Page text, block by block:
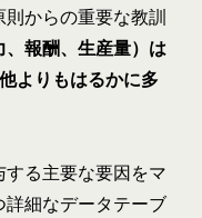
からの重要な教訓
報酬、生産量）は
よりもはるかに多
る主要な要因をマ
細なデータテーブ